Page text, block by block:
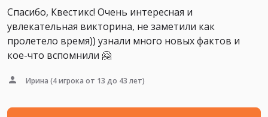
Спасибо, Квестикс! Очень интересная и
увлекательная викторина, не заметили как
пролетело время)) узнали много новых фактов и
кое-что вспомнили 🤗
Ирина (4 игрока от 13 до 43 лет)